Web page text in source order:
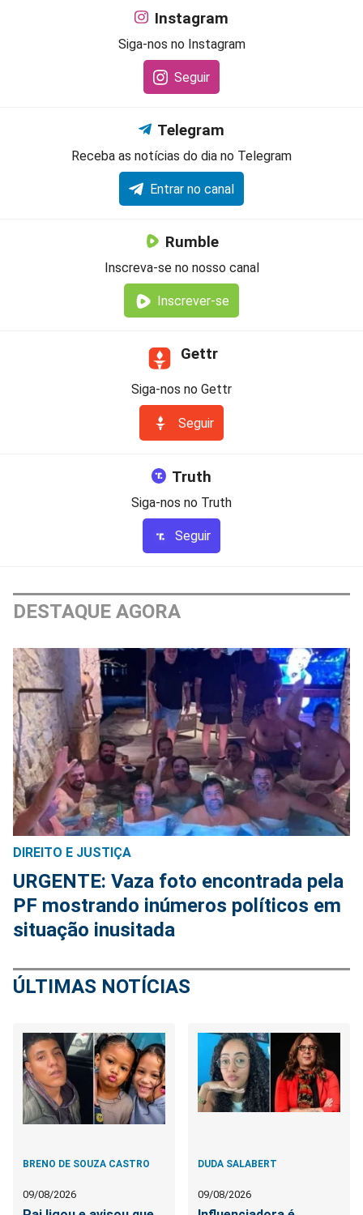
Instagram
Siga-nos no Instagram
Seguir
Telegram
Receba as notícias do dia no Telegram
Entrar no canal
Rumble
Inscreva-se no nosso canal
Inscrever-se
Gettr
Siga-nos no Gettr
Seguir
Truth
Siga-nos no Truth
Seguir
DESTAQUE AGORA
DIREITO E JUSTIÇA
URGENTE: Vaza foto encontrada pela
PF mostrando inúmeros políticos em
situação inusitada
ÚLTIMAS NOTÍCIAS
BRENO DE SOUZA CASTRO
09/08/2026
DUDA SALABERT
09/08/2026